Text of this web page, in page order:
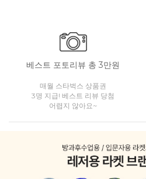
베스트 포토리뷰 총 3만원
매월 스타벅스 상품권
3명 지급! 베스트 리뷰 당첨
어렵지 않아요~